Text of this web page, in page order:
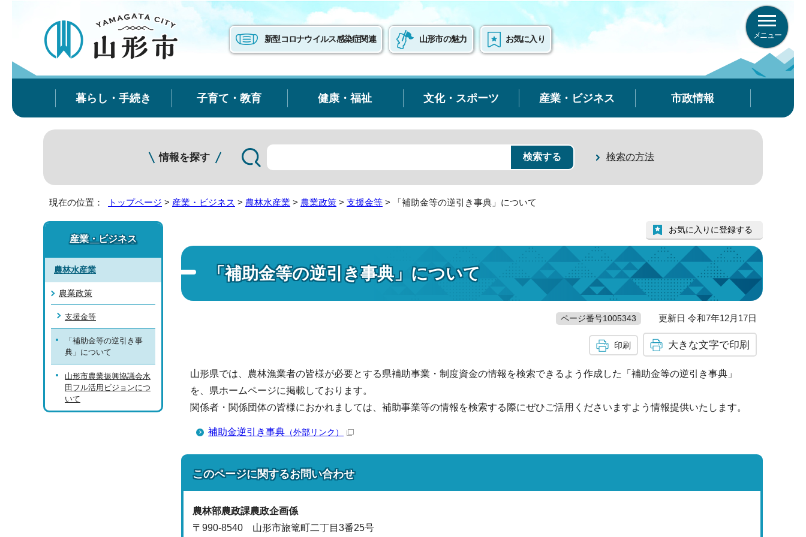
新型コロナウイルス感染症関連 山形市の魅力 お気に入り メニュー
暮らし・手続き 子育て・教育 健康・福祉 文化・スポーツ 産業・ビジネス 市政情報
情報を探す 検索の方法
現在の位置： トップページ > 産業・ビジネス > 農林水産業 > 農業政策 > 支援金等 > 「補助金等の逆引き事典」について
「補助金等の逆引き事典」について
お気に入りに登録する
ページ番号1005343 更新日 令和7年12月17日
印刷 大きな文字で印刷
山形県では、農林漁業者の皆様が必要とする県補助事業・制度資金の情報を検索できるよう作成した「補助金等の逆引き事典」
を、県ホームページに掲載しております。
関係者・関係団体の皆様におかれましては、補助事業等の情報を検索する際にぜひご活用くださいますよう情報提供いたします。
補助金逆引き事典 （外部リンク）
このページに関するお問い合わせ
農林部農政課農政企画係
〒990-8540 山形市旅篭町二丁目3番25号
産業・ビジネス
農林水産業
農業政策
支援金等
「補助金等の逆引き事
典」について
山形市農業振興協議会水
田フル活用ビジョンにつ
いて